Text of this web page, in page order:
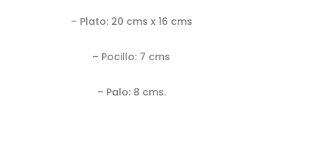
– Plato: 20 cms x 16 cms
– Pocillo: 7 cms
– Palo: 8 cms.